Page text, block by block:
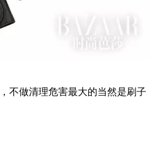
不做清理危害最大的当然是刷子